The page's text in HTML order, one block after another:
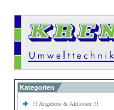
Kategorien
!!! Angebote & Aktionen !!!